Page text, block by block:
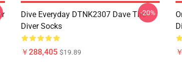
Dive Everyday DTNK2307 Dave The
Diver Socks
￥288,405 $19.89
-20%